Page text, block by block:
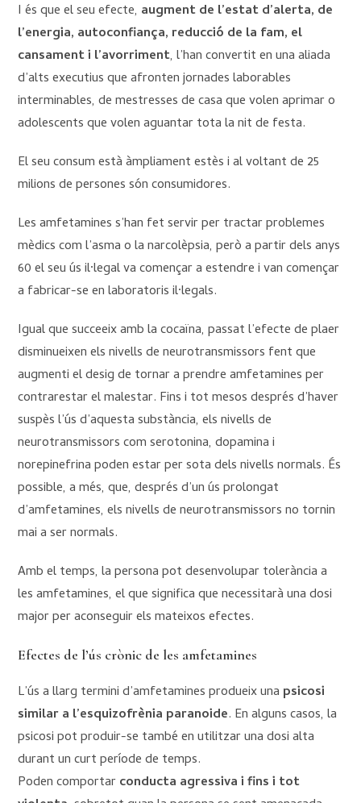
I és que el seu efecte, augment de l’estat d’alerta, de
l’energia, autoconfiança, reducció de la fam, el
cansament i l’avorriment, l’han convertit en una aliada
d’alts executius que afronten jornades laborables
interminables, de mestresses de casa que volen aprimar o
adolescents que volen aguantar tota la nit de festa.
El seu consum està àmpliament estès i al voltant de 25
milions de persones són consumidores.
Les amfetamines s’han fet servir per tractar problemes
mèdics com l’asma o la narcolèpsia, però a partir dels anys
60 el seu ús il·legal va començar a estendre i van començar
a fabricar-se en laboratoris il·legals.
Igual que succeeix amb la cocaïna, passat l’efecte de plaer
disminueixen els nivells de neurotransmissors fent que
augmenti el desig de tornar a prendre amfetamines per
contrarestar el malestar. Fins i tot mesos després d’haver
suspès l’ús d’aquesta substància, els nivells de
neurotransmissors com serotonina, dopamina i
norepinefrina poden estar per sota dels nivells normals. És
possible, a més, que, després d’un ús prolongat
d’amfetamines, els nivells de neurotransmissors no tornin
mai a ser normals.
Amb el temps, la persona pot desenvolupar tolerància a
les amfetamines, el que significa que necessitarà una dosi
major per aconseguir els mateixos efectes.
Efectes de l’ús crònic de les amfetamines
L’ús a llarg termini d’amfetamines produeix una psicosi
similar a l’esquizofrènia paranoide. En alguns casos, la
psicosi pot produir-se també en utilitzar una dosi alta
durant un curt període de temps.
Poden comportarconducta agressiva i fins i tot